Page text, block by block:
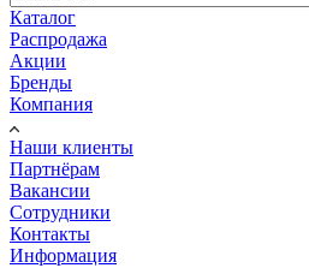
Каталог
Распродажа
Акции
Бренды
Компания
Наши клиенты
Партнёрам
Вакансии
Сотрудники
Контакты
Информация